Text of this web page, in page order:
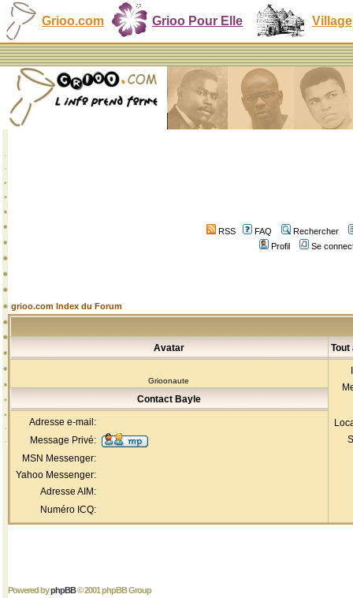
Grioo.com Grioo Pour Elle Village
RSS FAQ
Rechercher
Profil
Se
grioo.com Index du Forum
Avatar Tout
Grioonaute
Contact Bayle
Adresse e-mail:
Message Privé:
MSN Messenger:
Yahoo Messenger:
Adresse AIM:
Numéro ICQ:
Powered byphpBB© 2001 phpBB Group